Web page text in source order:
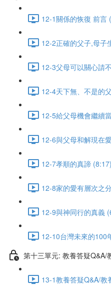
12-1關係的恢復 前言
12-2正確的父子,母子
12-3父母可以關心請
12-4天下無、不是的
12-5給父母機會繼續
12-6與父母和解現在
12-7孝順的真諦 (8:17)
12-8家的愛有層次之
12-9與神同行的真義
12-10台灣未來的100
第十三單元: 教養答疑Q&A/
13-1教養答疑Q&A/教